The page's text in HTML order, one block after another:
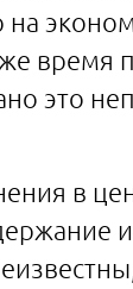
время
это
в